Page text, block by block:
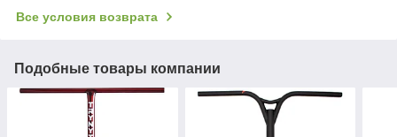
Все условия возврата
Подобные товары компании